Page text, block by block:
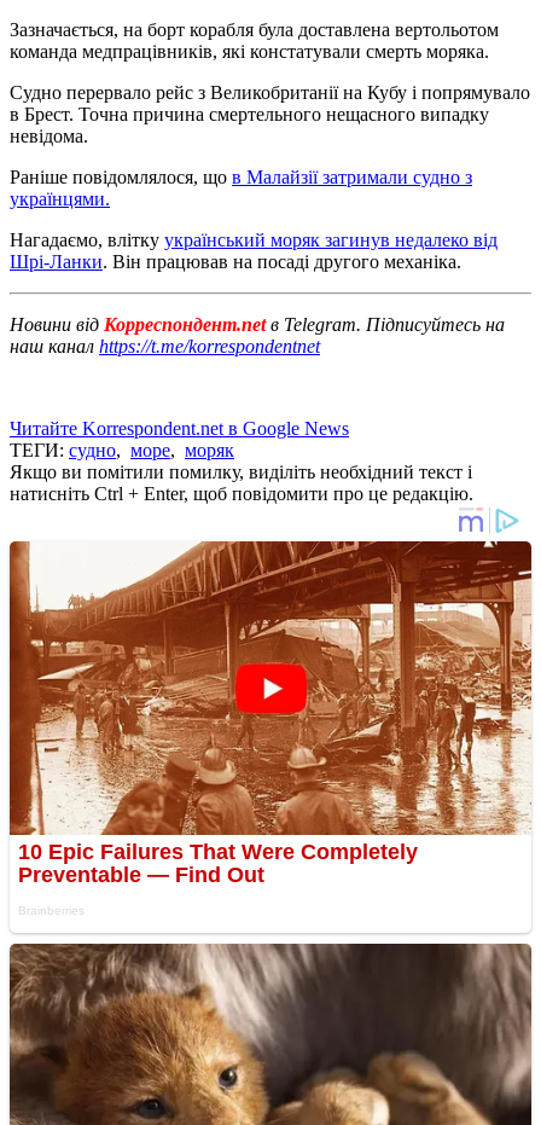
Зазначається, на борт корабля була доставлена ​​вертольотом
команда медпрацівників, які констатували смерть моряка.
Судно перервало рейс з Великобританії на Кубу і попрямувало
в Брест. Точна причина смертельного нещасного випадку
невідома.
Раніше повідомлялося, що в Малайзії затримали судно з
українцями.
Нагадаємо, влітку український моряк загинув недалеко від
Шрі-Ланки. Він працював на посаді другого механіка.
Новини від Корреспондент.netв Telegram. Підписуйтесь на
наш канал https://t.me/korrespondentnet
Читайте Korrespondent.net в Google News
ТЕГИ: судно, море, моряк
Якщо ви помітили помилку, виділіть необхідний текст і
натисніть Ctrl + Enter, щоб повідомити про це редакцію.